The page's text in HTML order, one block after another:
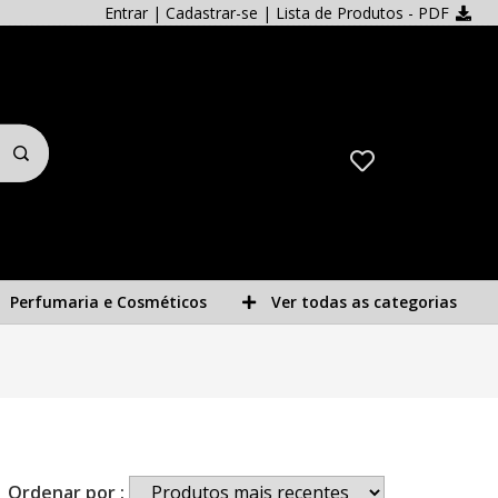
Entrar | Cadastrar-se | Lista de Produtos - PDF
Perfumaria e Cosméticos Ver todas as categorias
Ordenar por :